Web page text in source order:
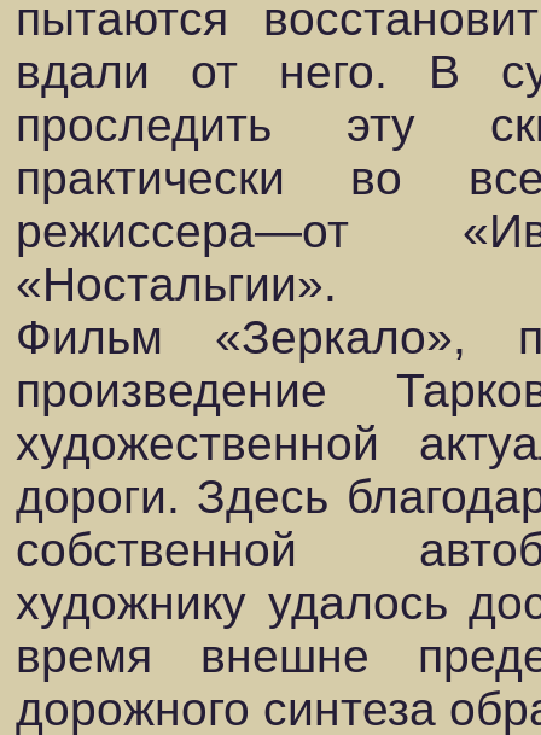
пытаются
вдали от него. В
проследить эту
практически во
режиссера—от
«Ностальгии».
Фильм «Зеркало»,
произведение
художественной
дороги. Здесь
собственной
художнику удалось
время внешне
дорожного синтеза